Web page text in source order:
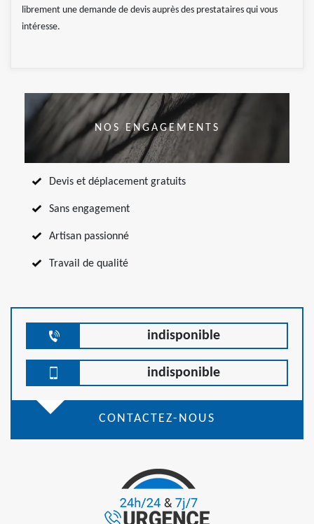
librement une demande de devis auprès des prestataires qui vous
intéresse.
NOS ENGAGEMENTS
Devis et déplacement gratuits
Sans engagement
Artisan passionné
Travail de qualité
indisponible
indisponible
CONTACTEZ-NOUS